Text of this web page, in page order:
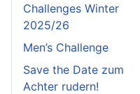
Challenges Winter
2025/26
Men’s Challenge
Save the Date zum
Achter rudern!